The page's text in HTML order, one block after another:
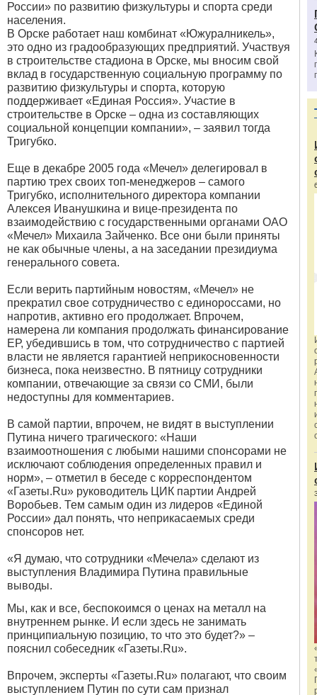
России» по развитию физкультуры и спорта среди
населения.
В Орске работает наш комбинат «Южуралникель»,
это одно из градообразующих предприятий. Участвуя
в строительстве стадиона в Орске, мы вносим свой
вклад в государственную социальную программу по
развитию физкультуры и спорта, которую
поддерживает «Единая Россия». Участие в
строительстве в Орске – одна из составляющих
социальной концепции компании», – заявил тогда
Тригубко.
Еще в декабре 2005 года «Мечел» делегировал в
партию трех своих топ-менеджеров – самого
Тригубко, исполнительного директора компании
Алексея Иванушкина и вице-президента по
взаимодействию с государственными органами ОАО
«Мечел» Михаила Зайченко. Все они были приняты
не как обычные члены, а на заседании президиума
генерального совета.
Если верить партийным новостям, «Мечел» не
прекратил свое сотрудничество с единороссами, но
напротив, активно его продолжает. Впрочем,
намерена ли компания продолжать финансирование
ЕР, убедившись в том, что сотрудничество с партией
власти не является гарантией неприкосновенности
бизнеса, пока неизвестно. В пятницу сотрудники
компании, отвечающие за связи со СМИ, были
недоступны для комментариев.
В самой партии, впрочем, не видят в выступлении
Путина ничего трагического: «Наши
взаимоотношения с любыми нашими спонсорами не
исключают соблюдения определенных правил и
норм», – отметил в беседе с корреспондентом
«Газеты.Ru» руководитель ЦИК партии Андрей
Воробьев. Тем самым один из лидеров «Единой
России» дал понять, что неприкасаемых среди
спонсоров нет.
«Я думаю, что сотрудники «Мечела» сделают из
выступления Владимира Путина правильные
выводы.
Мы, как и все, беспокоимся о ценах на металл на
внутреннем рынке. И если здесь не занимать
принципиальную позицию, то что это будет?» –
пояснил собеседник «Газеты.Ru».
Впрочем, эксперты «Газеты.Ru» полагают, что своим
выступлением Путин по сути сам признал